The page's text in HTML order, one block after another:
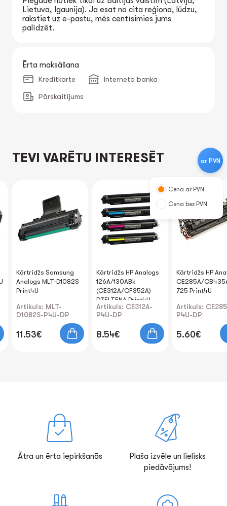
Lietuva, Igaunija). Ja esat no cita reģiona, lūdzu,
rakstiet uz e-pastu, mēs centīsimies jums
palīdzēt.
Ērta maksāšana
Kredītkarte Interneta banka
Pārskaitījums
TEVI VARĒTU INTERESĒT
Kārtridžs Samsung
Analogs MLT-D1082S
Print4U
Artikuls: MLT-
D1082S-P4U-DP
11.53€
Kārtridžs HP Analogs
126A/130ABk
(CE312A/CF352A)
DZELTENA Print4U
Artikuls: CE312A-
P4U-DP
8.54€
Kārtridžs HP
CE285A/
725 Print4U
Artikuls:
P4U-DP
5.60€
ar PVN
Cena ar PVN
Cena bez PVN
Ātra un ērta iepirkšanās
Plaša izvēle un lielisks
piedāvājums!